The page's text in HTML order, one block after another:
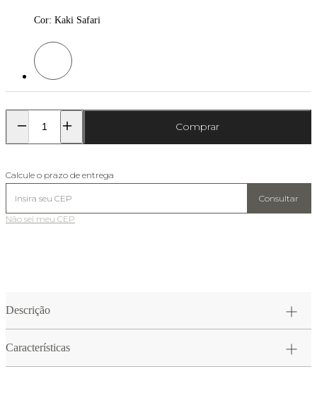
Cor: Kaki Safari
Cor: Kaki Safari
Comprar
Calcule o prazo de entrega
Consultar
Não sei meu CEP
Descrição
Características